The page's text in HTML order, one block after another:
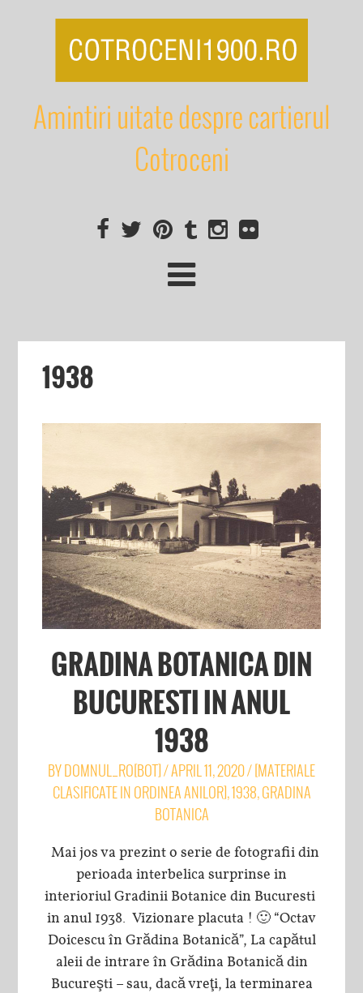
Amintiri uitate despre cartierul
Cotroceni
1938
GRADINA BOTANICA DIN
BUCURESTI IN ANUL
1938
BYDOMNUL_RO[BOT]/APRIL 11, 2020/[MATERIALE
CLASIFICATE IN ORDINEA ANILOR],1938,GRADINA
BOTANICA
Mai jos va prezint o serie de fotografii din
perioada interbelica surprinse in
interioriul Gradinii Botanice din Bucuresti
in anul 1938. Vizionare placuta ! 🙂 “Octav
Doicescu în Grădina Botanică”, La capătul
aleii de intrare în Grădina Botanică din
Bucureşti – sau, dacă vreţi, la terminarea